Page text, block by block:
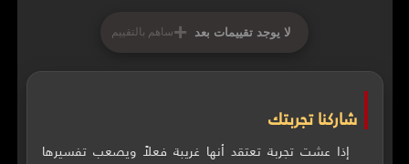
لا يوجد تقييمات بعد +ساهم بالتقييم
شاركنا تجربتك
إذا عشت تجربة تعتقد أنها غريبة فعلاً ويصعب تفسيرها